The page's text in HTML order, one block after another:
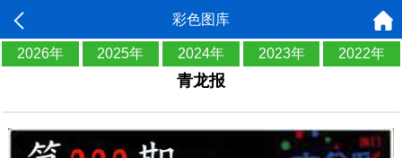
彩色图库
2026年 2025年 2024年 2023年 2022年
青龙报